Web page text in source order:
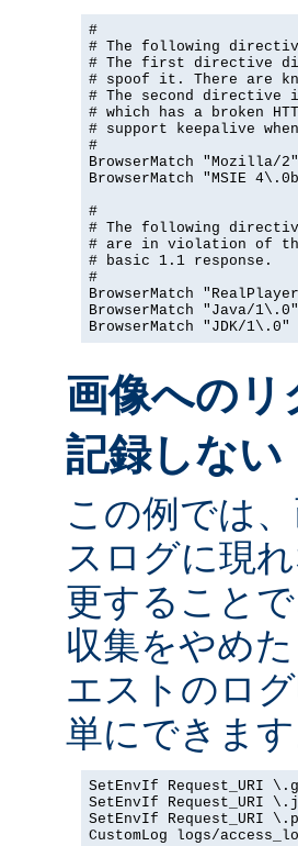
#
# The following
# The first directive
# spoof it. There are
# The second
# which has a broken
# support keepalive
#
BrowserMatch "Mozilla/
BrowserMatch "MSIE
#
# The following
# are in violation of
# basic 1.1 response.
#
BrowserMatch
BrowserMatch "Java/
BrowserMatch "JDK/
画像への
記録しない
この例では
スログに現
更すること
収集をやめ
エストのロ
単にできます
SetEnvIf Request_URI
SetEnvIf Request_URI
SetEnvIf Request_URI
CustomLog logs/